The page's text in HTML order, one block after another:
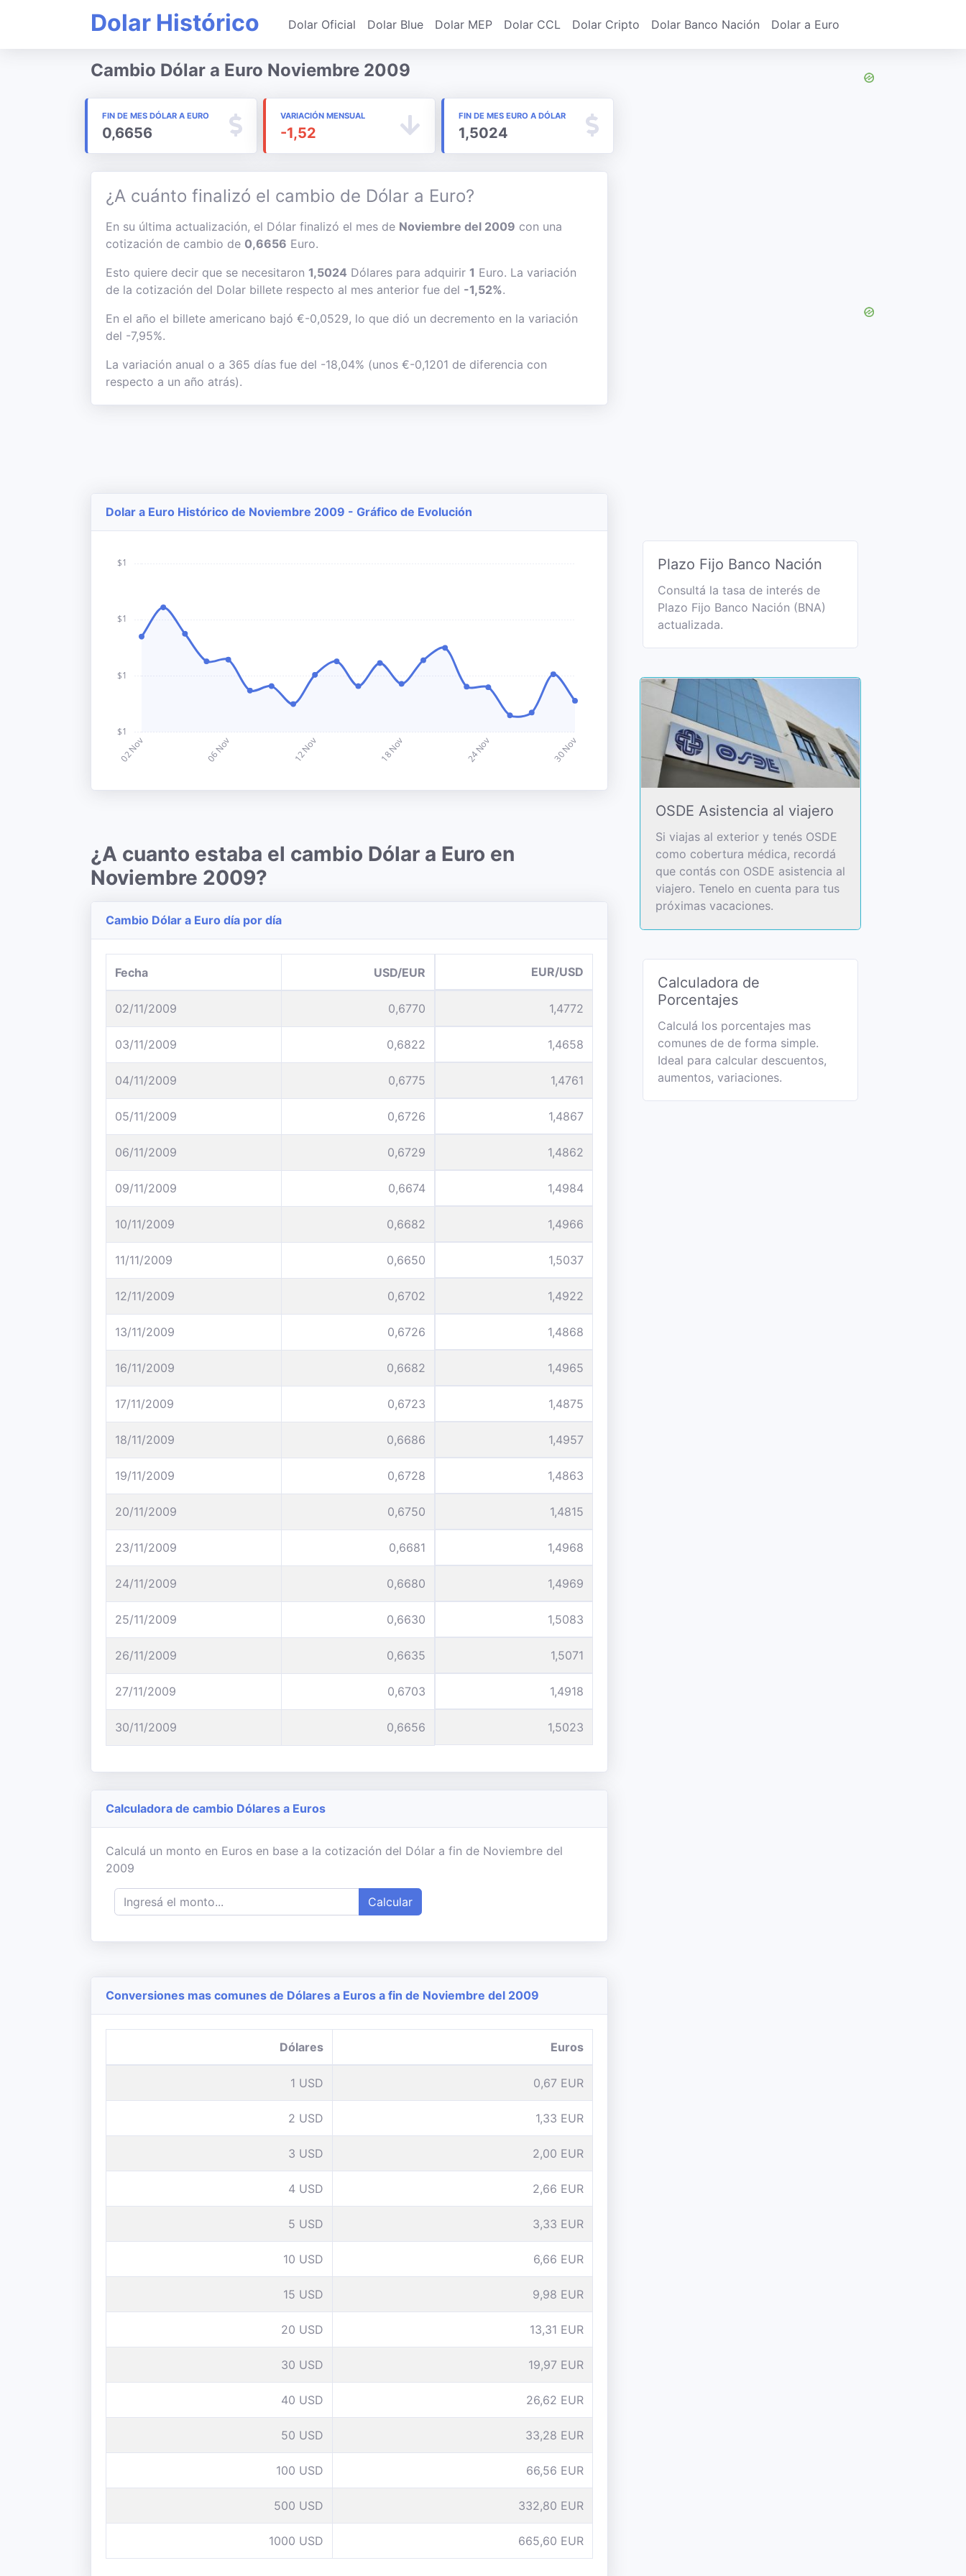
Dolar Histórico Dolar Oficial Dolar Blue Dolar MEP Dolar CCL Dolar Cripto Dolar Banco Nación Dolar a Euro
Cambio Dólar a Euro Noviembre 2009
FIN DE MES DÓLAR A EURO
0,6656
VARIACIÓN MENSUAL
-1,52
FIN DE MES EURO A DÓLAR
1,5024
¿A cuánto finalizó el cambio de Dólar a Euro?
En su última actualización, el Dólar finalizó el mes de Noviembre del 2009 con una
cotización de cambio de 0,6656 Euro.
Esto quiere decir que se necesitaron 1,5024 Dólares para adquirir 1 Euro. La variación
de la cotización del Dolar billete respecto al mes anterior fue del -1,52%.
En el año el billete americano bajó €-0,0529, lo que dió un decremento en la variación
del -7,95%.
La variación anual o a 365 días fue del -18,04% (unos €-0,1201 de diferencia con
respecto a un año atrás).
Dolar a Euro Histórico de Noviembre 2009 - Gráfico de Evolución
¿A cuanto estaba el cambio Dólar a Euro en
Noviembre 2009?
Cambio Dólar a Euro día por día
Fecha USD/EUR EUR/USD
02/11/2009 0,6770 1,4772
03/11/2009 0,6822 1,4658
04/11/2009 0,6775 1,4761
05/11/2009 0,6726 1,4867
06/11/2009 0,6729 1,4862
09/11/2009 0,6674 1,4984
10/11/2009 0,6682 1,4966
11/11/2009 0,6650 1,5037
12/11/2009 0,6702 1,4922
13/11/2009 0,6726 1,4868
16/11/2009 0,6682 1,4965
17/11/2009 0,6723 1,4875
18/11/2009 0,6686 1,4957
19/11/2009 0,6728 1,4863
20/11/2009 0,6750 1,4815
23/11/2009 0,6681 1,4968
24/11/2009 0,6680 1,4969
25/11/2009 0,6630 1,5083
26/11/2009 0,6635 1,5071
27/11/2009 0,6703 1,4918
30/11/2009 0,6656 1,5023
Calculadora de cambio Dólares a Euros
Calculá un monto en Euros en base a la cotización del Dólar a fin de Noviembre del
2009
Calcular
Conversiones mas comunes de Dólares a Euros a fin de Noviembre del 2009
Dólares Euros
1 USD 0,67 EUR
2 USD 1,33 EUR
3 USD 2,00 EUR
4 USD 2,66 EUR
5 USD 3,33 EUR
10 USD 6,66 EUR
15 USD 9,98 EUR
20 USD 13,31 EUR
30 USD 19,97 EUR
40 USD 26,62 EUR
50 USD 33,28 EUR
100 USD 66,56 EUR
500 USD 332,80 EUR
1000 USD 665,60 EUR
Plazo Fijo Banco Nación
Consultá la tasa de interés de
Plazo Fijo Banco Nación (BNA)
actualizada.
OSDE Asistencia al viajero
Si viajas al exterior y tenés OSDE
como cobertura médica, recordá
que contás con OSDE asistencia al
viajero. Tenelo en cuenta para tus
próximas vacaciones.
Calculadora de
Porcentajes
Calculá los porcentajes mas
comunes de de forma simple.
Ideal para calcular descuentos,
aumentos, variaciones.